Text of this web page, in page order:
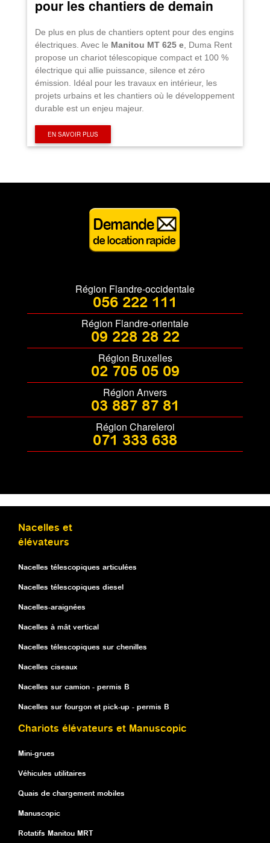
pour les chantiers de demain
De plus en plus de chantiers optent pour des engins
électriques. Avec le Manitou MT 625 e, Duma Rent
propose un chariot télescopique compact et 100 %
électrique qui allie puissance, silence et zéro
émission. Idéal pour les travaux en intérieur, les
projets urbains et les chantiers où le développement
durable est un enjeu majeur.
EN SAVOIR PLUS
Région Flandre-occidentale
056 222 111
Région Flandre-orientale
09 228 28 22
Région Bruxelles
02 705 05 09
Région Anvers
03 887 87 81
Région Chareleroi
071 333 638
Nacelles et
élévateurs
Nacelles télescopiques articulées
Nacelles télescopiques diesel
Nacelles-araignées
Nacelles à mât vertical
Nacelles télescopiques sur chenilles
Nacelles ciseaux
Nacelles sur camion - permis B
Nacelles sur fourgon et pick-up - permis B
Chariots élévateurs et Manuscopic
Mini-grues
Véhicules utilitaires
Quais de chargement mobiles
Manuscopic
Rotatifs Manitou MRT